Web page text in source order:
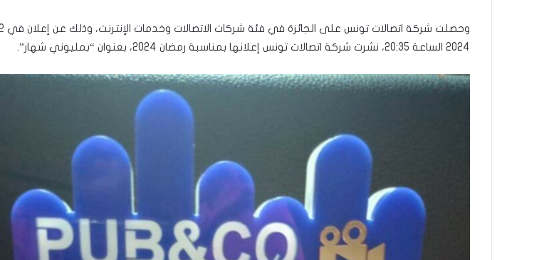
2024 الساعة 20:35، نشرت شركة اتصالات تونس إعلانها بمناسبة رمضان 2024، بعنوان “بمليوني شهار”.